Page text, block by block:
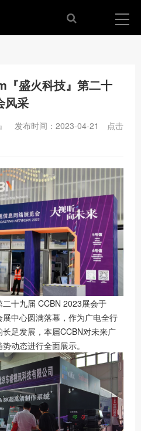
『盛火科技』第二十
风采
发布时间：2023-04-21
点击
二十九届 CCBN 2023展会于
中心圆满落幕，作为广电全行
足发展，本届CCBN对未来广
动态进行全面展示。